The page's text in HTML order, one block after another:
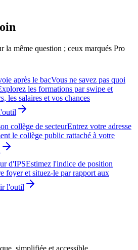
la même question ; ceux marqués Pro
après le bacVous ne savez pas quoi
les formations par swipe et
les salaires et vos chances
collège de secteurEntrez votre adresse
le collège public rattaché à votre
d'IPSEstimez l'indice de position
foyer et situez-le par rapport aux
l'outil
simplifiée et accessible.